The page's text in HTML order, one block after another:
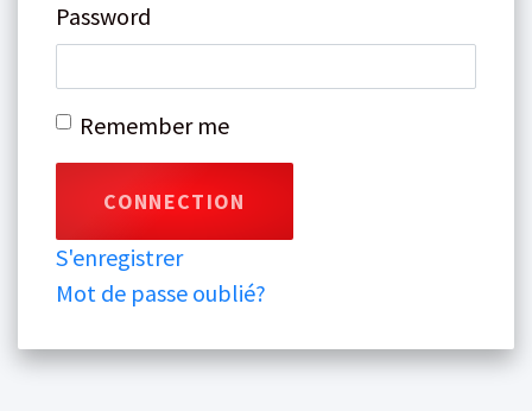
Password
Remember me
S'enregistrer
Mot de passe oublié?